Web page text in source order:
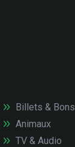
Billets & Bons
Animaux
TV & Audio